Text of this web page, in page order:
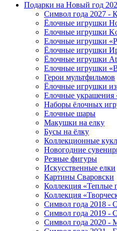
Подарки на Новый год
Символ года 2027 -
Ёлочные игрушки
Елочные игрушки
Елочные игрушки
Ёлочные игрушки
Ёлочные игрушки
Елочные игрушки
Герои мультфильмов
Ёлочные игрушки
Елочные украшения
Наборы ёлочных
Елочные шары
Макушки на елку
Бусы на ёлку
Коллекционные
Новогодние
Резные фигуры
Искусственные елки
Картины Сваровски
Коллекция «Теплые
Коллекция
Символ года 2018 -
Символ года 2019 -
Символ года 2020 -